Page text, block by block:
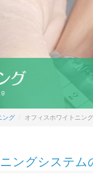
ング オフィスホワイトニン
ングシステム